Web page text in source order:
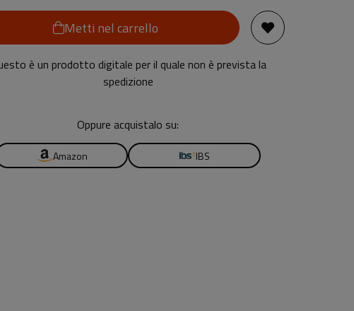
Metti nel carrello
è un prodotto digitale per il quale non è prevista la
spedizione
Oppure acquistalo su:
Amazon IBS